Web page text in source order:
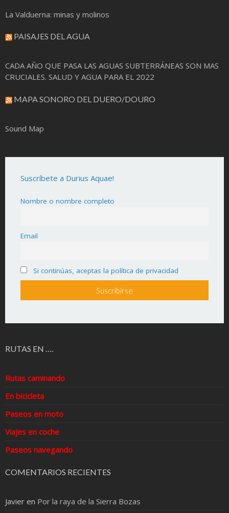
La Valduerna: minas y molinos
PAISAJES DEL AGUA
CADA AÑO QUE PASA LAS AGUAS SUBTERRÁNEAS SON MAS
CRUCIALES. SALUD Y AGUA PARA EL 2022
MAPA SONORO DEL DUERO/DOURO
Sound Map
Suscríbete a Durius Aquae!
Nombre o nombre completo
Email
Si continúas, aceptas la política de privacidad
RUTAS EN ….
Rutas caminando
En bicicleta
Paseos en moto
Viajes en coche
Paseos navegando
COMENTARIOS RECIENTES
Javier en Por la raya de la Sierra Bozas